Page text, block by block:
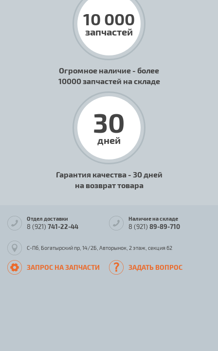
10 000
запчастей
Огромное наличие - более
10000 запчастей на складе
30
дней
Гарантия качества - 30 дней
на возврат товара
Отдел доставки
8 (921) 741-22-44
Наличие на складе
8 (921) 89-89-710
С-Пб, Богатырский пр, 14/2Б, Авторынок, 2 этаж, секция 62
ЗАПРОС НА ЗАПЧАСТИ ЗАДАТЬ ВОПРОС